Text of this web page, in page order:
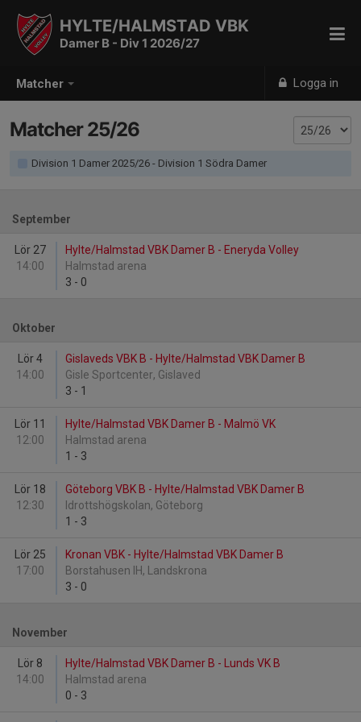
Matcher Logga in
HYLTE/HALMSTAD VBK
Damer B - Div 1 2026/27
Matcher 25/26
Division 1 Damer 2025/26 - Division 1 Södra Damer
September
Lör 27
14:00
Hylte/Halmstad VBK Damer B - Eneryda Volley
Halmstad arena
3 - 0
Oktober
Lör 4
14:00
Gislaveds VBK B - Hylte/Halmstad VBK Damer B
Gisle Sportcenter, Gislaved
3 - 1
Lör 11
12:00
Hylte/Halmstad VBK Damer B - Malmö VK
Halmstad arena
1 - 3
Lör 18
12:30
Göteborg VBK B - Hylte/Halmstad VBK Damer B
Idrottshögskolan, Göteborg
1 - 3
Lör 25
17:00
Kronan VBK - Hylte/Halmstad VBK Damer B
Borstahusen IH, Landskrona
3 - 0
November
Lör 8
14:00
Hylte/Halmstad VBK Damer B - Lunds VK B
Halmstad arena
0 - 3